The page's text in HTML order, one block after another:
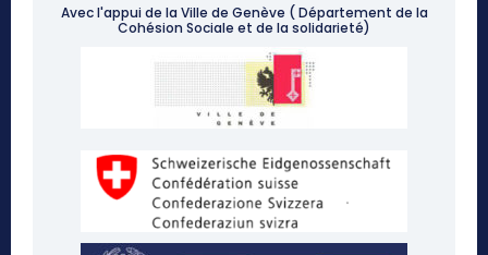
Avec l'appui de la Ville de Genève ( Département de la
Cohésion Sociale et de la solidarieté)